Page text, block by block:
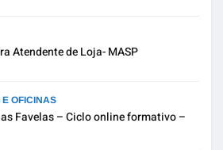
Atendente de Loja- MASP
OFICINAS
Favelas – Ciclo online formativo –